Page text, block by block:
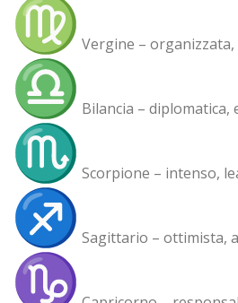
Vergine –
Bilancia –
Scorpione – intenso,
Sagittario – ottimista,